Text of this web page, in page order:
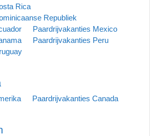
Rica
Republiek
Paardrijvakanties Mexico
Paardrijvakanties Peru
Paardrijvakanties Canada